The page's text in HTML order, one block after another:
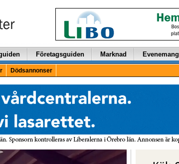
Företagsguiden Marknad Evenemang
Dödsannonser